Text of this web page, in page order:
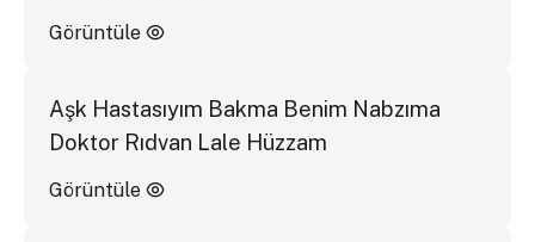
Görüntüle
Aşk Hastasıyım Bakma Benim Nabzıma
Doktor Rıdvan Lale Hüzzam
Görüntüle